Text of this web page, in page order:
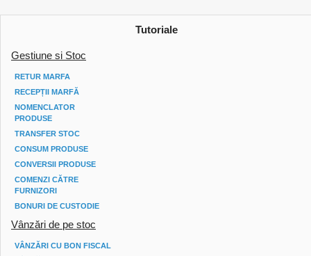
Tutoriale
Gestiune si Stoc
RETUR MARFA
RECEPȚII MARFĂ
NOMENCLATOR
PRODUSE
TRANSFER STOC
CONSUM PRODUSE
CONVERSII PRODUSE
COMENZI CĂTRE
FURNIZORI
BONURI DE CUSTODIE
Vânzări de pe stoc
VÂNZĂRI CU BON FISCAL